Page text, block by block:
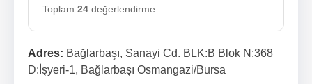
Toplam 24 değerlendirme
Adres: Bağlarbaşı, Sanayi Cd. BLK:B Blok N:368
D:İşyeri-1, Bağlarbaşı Osmangazi/Bursa